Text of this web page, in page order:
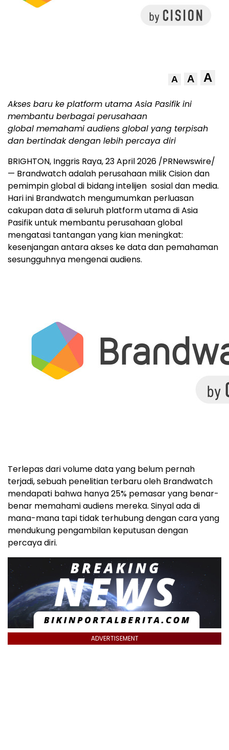
A A A
Akses baru ke platform utama Asia Pasifik ini
membantu berbagai perusahaan
global memahami audiens global yang terpisah
dan bertindak dengan lebih percaya diri
BRIGHTON, Inggris Raya,23 April 2026 /PRNewswire/
— Brandwatch adalah perusahaan milik Cision dan
pemimpin global di bidang intelijen sosial dan media.
Hari ini Brandwatch mengumumkan perluasan
cakupan data di seluruh platform utama di Asia
Pasifik untuk membantu perusahaan global
mengatasi tantangan yang kian meningkat:
kesenjangan antara akses ke data dan pemahaman
sesungguhnya mengenai audiens.
Terlepas dari volume data yang belum pernah
terjadi, sebuah penelitian terbaru oleh Brandwatch
mendapati bahwa hanya 25% pemasar yang benar-
benar memahami audiens mereka. Sinyal ada di
mana-mana tapi tidak terhubung dengan cara yang
mendukung pengambilan keputusan dengan
percaya diri.
ADVERTISEMENT